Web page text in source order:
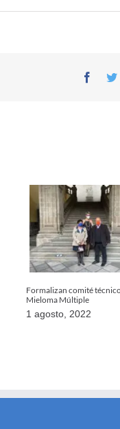
Formalizan comité
Mieloma Múltiple
1 agosto, 2022